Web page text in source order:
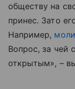
обществу на
принес. Зато
Например,
Вопрос, за чей
открытым», –